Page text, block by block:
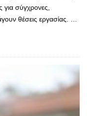
για σύγχρονες,
θέσεις εργασίας. …